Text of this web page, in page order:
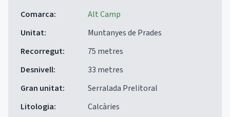
Comarca:
Alt Camp
Unitat:
Muntanyes de Prades
Recorregut:
75 metres
Desnivell:
33 metres
Gran unitat:
Serralada Prelitoral
Litologia:
Calcàries